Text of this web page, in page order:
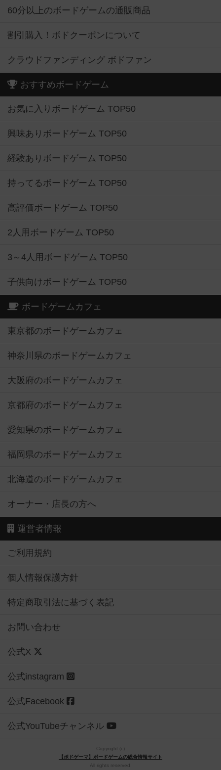
60分以上のボードゲームの通販商品
割引購入！ボドクーポンについて
クラウドファンディング ボドファン
おすすめボードゲーム
お気に入りボードゲーム TOP50
興味ありボードゲーム TOP50
経験ありボードゲーム TOP50
持ってるボードゲーム TOP50
高評価ボードゲーム TOP50
2人用ボードゲーム TOP50
3～4人用ボードゲーム TOP50
子供向けボードゲーム TOP50
ボードゲームカフェ
東京都のボードゲームカフェ
神奈川県のボードゲームカフェ
大阪府のボードゲームカフェ
京都府のボードゲームカフェ
愛知県のボードゲームカフェ
福岡県のボードゲームカフェ
北海道のボードゲームカフェ
オーナー・店長の方へ
運営者情報
ご利用規約
個人情報保護方針
特定商取引法に基づく表記
お問い合わせ
公式X
公式instagram
公式Facebook
公式YouTubeチャンネル
Copyright (c)
【ボドゲーマ】ボードゲームの総合情報サイト
All rights reserved.